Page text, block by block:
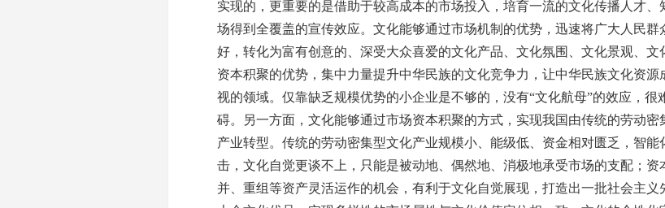
实现的，更重要的是借助于较高成本的市场投入，培育一流的文化传播人才
场得到全覆盖的宣传效应。文化能够通过市场机制的优势，迅速将广大人民
好，转化为富有创意的、深受大众喜爱的文化产品、文化氛围、文化景观、
资本积聚的优势，集中力量提升中华民族的文化竞争力，让中华民族文化资
视的领域。仅靠缺乏规模优势的小企业是不够的，没有“文化航母”的效应，
碍。另一方面，文化能够通过市场资本积聚的方式，实现我国由传统的劳动
产业转型。传统的劳动密集型文化产业规模小、能级低、资金相对匮乏，智
击，文化自觉更谈不上，只能是被动地、偶然地、消极地承受市场的支配；
并、重组等资产灵活运作的机会，有利于文化自觉展现，打造出一批社会主义